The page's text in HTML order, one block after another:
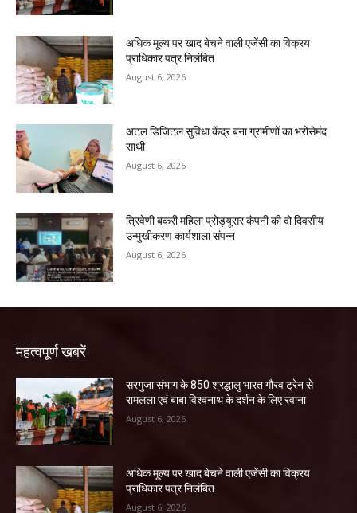
अधिक मूल्य पर खाद बेचने वाली एजेंसी का विक्रय
प्राधिकार पत्र निलंबित
August 6, 2026
अटल डिजिटल सुविधा केंद्र बना ग्रामीणों का भरोसेमंद
साथी
August 6, 2026
त्रिवेणी बकरी महिला प्रोड्यूसर कंपनी की दो दिवसीय
उन्मुखीकरण कार्यशाला संपन्न
August 6, 2026
महत्वपूर्ण खबरें
सरगुजा संभाग के 850 श्रद्धालु भारत गौरव ट्रेन से
रामलला एवं बाबा विश्वनाथ के दर्शन के लिए रवाना
August 6, 2026
अधिक मूल्य पर खाद बेचने वाली एजेंसी का विक्रय
प्राधिकार पत्र निलंबित
August 6, 2026